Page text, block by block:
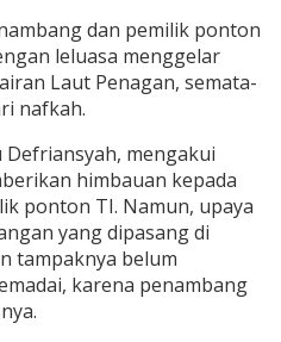
dan pemilik ponton
leluasa menggelar
Laut Penagan, semata-
nafkah.
mengakui
himbauan kepada
ponton TI. Namun, upaya
yang dipasang di
tampaknya belum
karena penambang